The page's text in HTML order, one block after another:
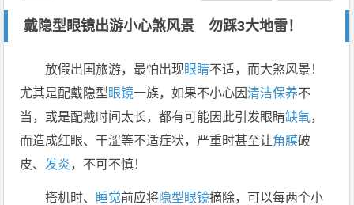
戴隐型眼镜出游小心煞风景 勿踩3大地雷！
放假出国旅游，最怕出现眼睛不适，而大煞风景！
尤其是配戴隐型眼镜一族，如果不小心因清洁保养不
当，或是配戴时间太长，都有可能因此引发眼睛缺氧，
而造成红眼、干涩等不适症状，严重时甚至让角膜破
皮、 发炎，不可不慎！
搭机时、 睡觉前应将隐型眼镜摘除，可以每两个小